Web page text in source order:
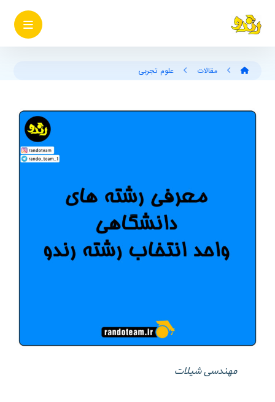
مقالات علوم تجربی
مهندسی شیلات